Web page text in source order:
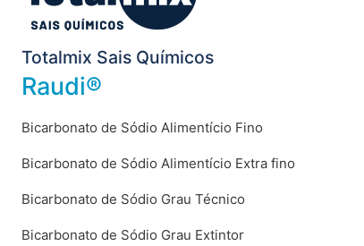
Totalmix Sais Químicos
Raudi®
Bicarbonato de Sódio Alimentício Fino
Bicarbonato de Sódio Alimentício Extra fino
Bicarbonato de Sódio Grau Técnico
Bicarbonato de Sódio Grau Extintor